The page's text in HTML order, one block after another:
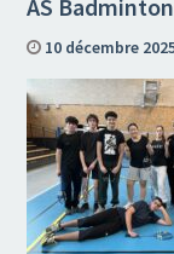
AS Badminton
10 décembre